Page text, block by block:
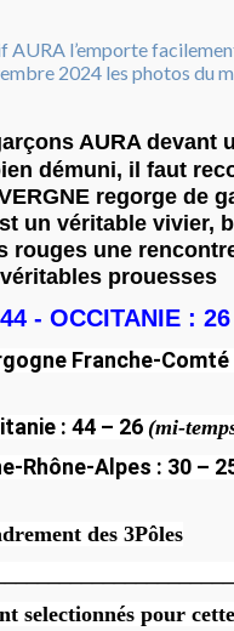
AURA devant
démuni, il faut
regorge de
un véritable vivier,
rouges une
prouesses
- OCCITANIE : 26
Franche-
: 44 – 26 (mi-
Rhône-Alpes : 30 –
des 3Pôles
selectionnés pour